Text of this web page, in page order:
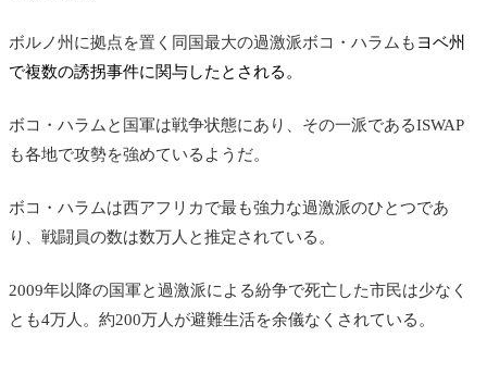
ボルノ州に拠点を置く同国最大の過激派ボコ・ハラムも ヨベ州
で複数の誘拐事件に関与したとされる。
ボコ・ハラムと国軍は戦争状態にあり、その一派であるISWAP
も各地で攻勢を強めているようだ。
ボコ・ハラムは西アフリカで最も強力な過激派のひとつであ
り、戦闘員の数は数万人と推定されている。
2009年以降の国軍と過激派による紛争で死亡した市民は少なく
とも4万人。約200万人が避難生活を余儀なくされている。